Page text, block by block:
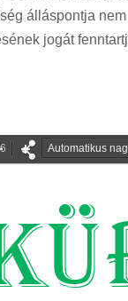
álláspontja
jogát